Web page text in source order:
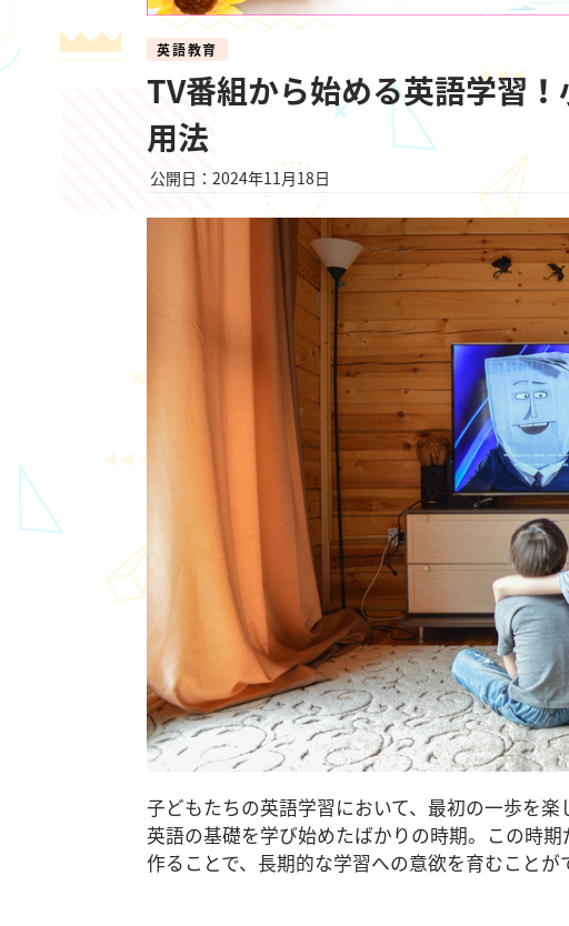
英語教育
TV番組から始める英語学習
用法
公開日：2024年11月18日
子どもたちの英語学習において、最初の一歩を
英語の基礎を学び始めたばかりの時期。この時
作ることで、長期的な学習への意欲を育むことが